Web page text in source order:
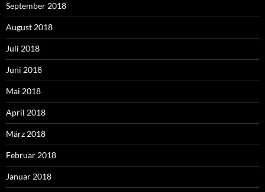
September 2018
August 2018
Juli 2018
Juni 2018
Mai 2018
April 2018
März 2018
Februar 2018
Januar 2018